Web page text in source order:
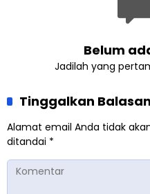
Belum
Jadilah yang
Tinggalkan Balasan
Alamat email Anda tidak
ditandai *